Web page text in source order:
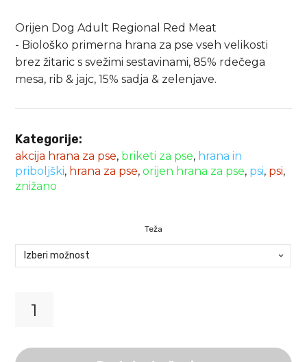
36.99 €
do
119.69 €
Orijen Dog Adult Regional Red Meat
- Biološko primerna hrana za pse vseh velikosti
brez žitaric s svežimi sestavinami, 85% rdečega
mesa, rib & jajc, 15% sadja & zelenjave.
Kategorije:
akcija hrana za pse, briketi za pse, hrana in
priboljški, hrana za pse,orijen hrana za pse, psi, psi,
znižano
Teža
Adult